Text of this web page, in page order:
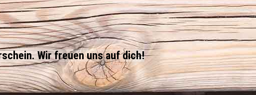
Wir freuen uns auf dich!